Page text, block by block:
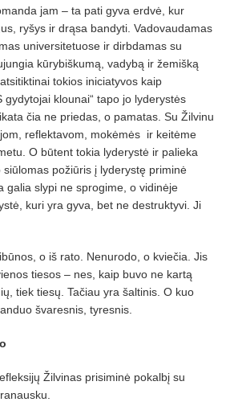
jam – ta pati gyva erdvė, kur
ryšys ir drąsa bandyti. Vadovaudamas
universitetuose ir dirbdamas su
kūrybiškumą, vadybą ir žemišką
tokios iniciatyvos kaip
gydytojai klounai“ tapo jo lyderystės
čia ne priedas, o pamatas. Su Žilvinu
reflektavom, mokėmės ir keitėme
O būtent tokia lyderystė ir palieka
siūlomas požiūris į lyderystę priminė
galia slypi ne sprogime, o vidinėje
kuri yra gyva, bet ne destruktyvi. Ji
o iš rato. Nenurodo, o kviečia. Jis
tiesos – nes, kaip buvo ne kartą
tiek tiesų. Tačiau yra šaltinis. O kuo
švaresnis, tyresnis.
Žilvinas prisiminė pokalbį su